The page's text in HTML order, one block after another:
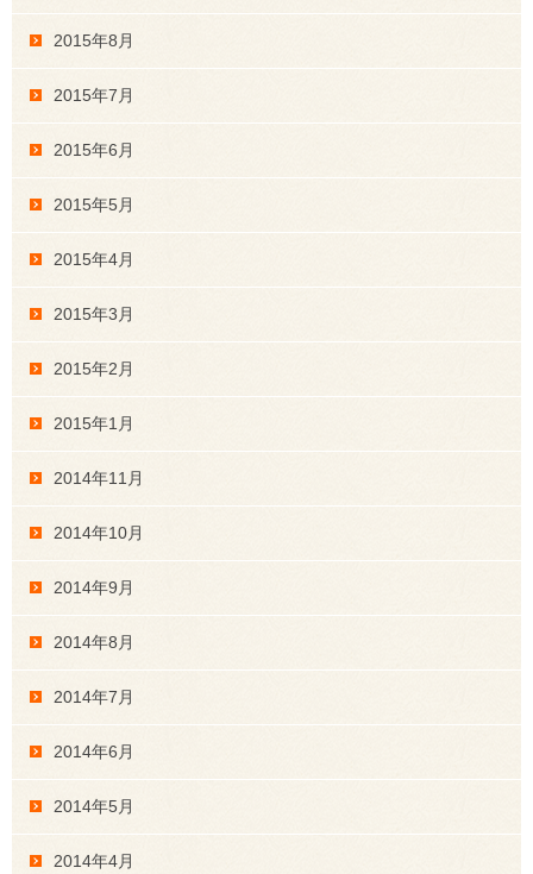
2015年8月
2015年7月
2015年6月
2015年5月
2015年4月
2015年3月
2015年2月
2015年1月
2014年11月
2014年10月
2014年9月
2014年8月
2014年7月
2014年6月
2014年5月
2014年4月